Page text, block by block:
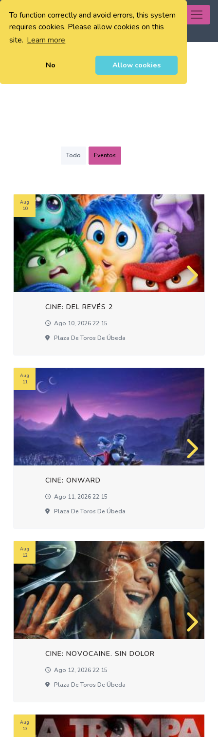
To function correctly and avoid errors, this system
requires cookies. Please allow cookies on this
site. Learn more
No Allow cookies
0
Todo Eventos
CINE: DEL REVÉS 2
Ago 10, 2026 22:15
Plaza De Toros De Úbeda
Aug
10
CINE: ONWARD
Ago 11, 2026 22:15
Plaza De Toros De Úbeda
Aug
11
CINE: NOVOCAINE. SIN DOLOR
Ago 12, 2026 22:15
Plaza De Toros De Úbeda
Aug
12
Aug
13